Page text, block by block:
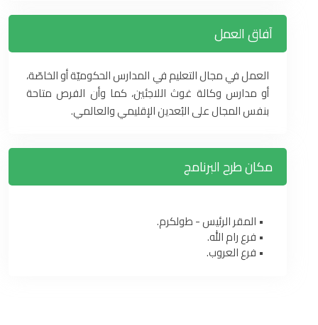
آفاق العمل
العمل في مجال التعليم في المدارس الحكوميّة أو الخاصّة،
أو مدارس وكالة غوث اللاجئين، كما وأن الفرص متاحة
بنفس المجال على البُعدين الإقليمي والعالمي.
مكان طرح البرنامج
• المقر الرئيس - طولكرم.
• فرع رام الله.
• فرع العروب.